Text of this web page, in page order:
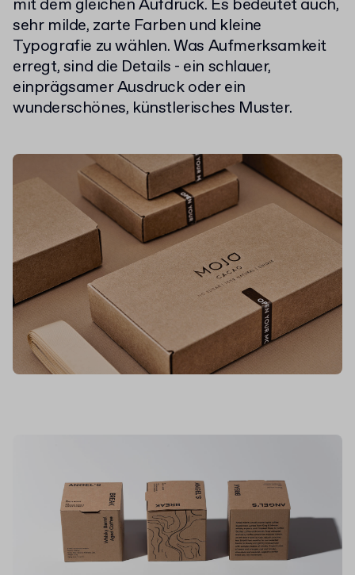
mit dem gleichen Aufdruck. Es bedeutet auch,
sehr milde, zarte Farben und kleine
Typografie zu wählen. Was Aufmerksamkeit
erregt, sind die Details - ein schlauer,
einprägsamer Ausdruck oder ein
wunderschönes, künstlerisches Muster.